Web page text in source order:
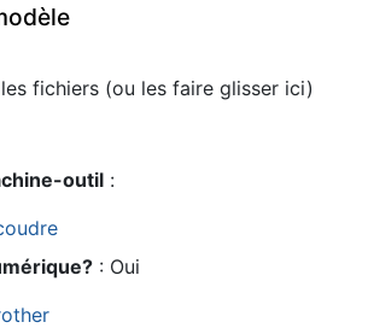
fichiers (ou les faire glisser ici)
outil :
: Oui